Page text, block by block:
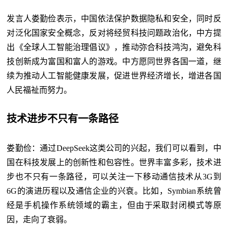
发言人娄勤俭表示，中国依法保护数据隐私和安全，同时反
对泛化国家安全概念，反对将经贸科技问题政治化，中方提
出《全球人工智能治理倡议》，推动弥合科技鸿沟，避免科
技创新成为富国和富人的游戏。中方愿同世界各国一道，继
续为推动人工智能健康发展，促进世界经济增长，增进各国
人民福祉而努力。
技术进步不只有一条路径
娄勤俭：通过DeepSeek这类公司的兴起，我们可以看到，中
国在科技发展上的创新性和包容性。世界丰富多彩，技术进
步也不只有一条路径，可以关注一下移动通信技术从3G到
6G的演进历程以及通信企业的兴衰。比如，Symbian系统曾
经是手机操作系统领域的霸主，但由于采取封闭模式等原
因，走向了衰弱。